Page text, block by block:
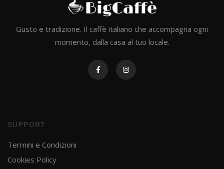
Gusto e tradizione. Il caffè italiano che accompagna ogni
momento, dalla casa al tuo locale.
SUPPORT
Termini e Condizioni
Cookies Policy